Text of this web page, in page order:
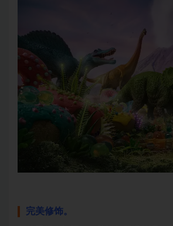
完美修饰。